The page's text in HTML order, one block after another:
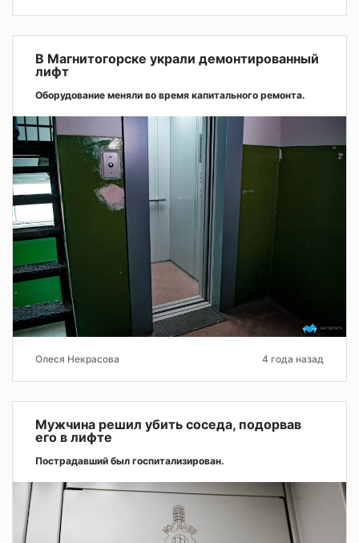
В Магнитогорске украли демонтированный
лифт
Оборудование меняли во время капитального ремонта.
Олеся Некрасова 4 года назад
Мужчина решил убить соседа, подорвав
его в лифте
Пострадавший был госпитализирован.